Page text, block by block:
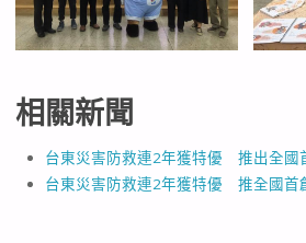
相關新聞
台東災害防救連2年獲特優 推出全國
台東災害防救連2年獲特優 推全國首